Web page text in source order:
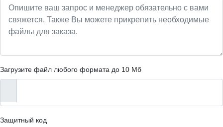
Загрузите файл любого формата до 10 Мб
Защитный код